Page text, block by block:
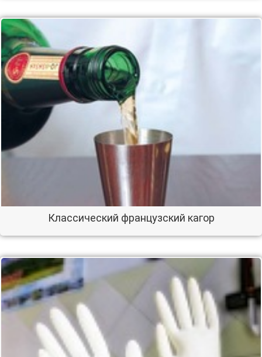
Классический французский кагор